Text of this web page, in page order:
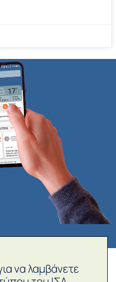
να λαμβάνετε